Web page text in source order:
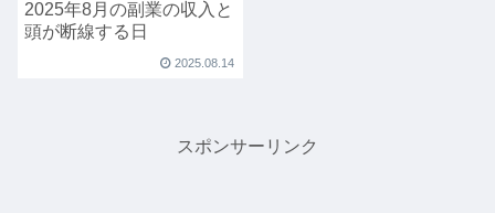
2025年8月の副業の収入と
頭が断線する日
2025.08.14
スポンサーリンク